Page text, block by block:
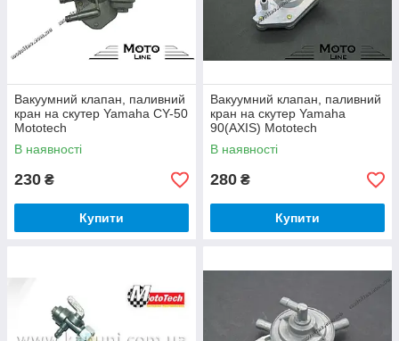
Вакуумний клапан, паливний
кран на скутер Yamaha CY-50
Mototech
В наявності
230 ₴
Купити
Вакуумний клапан, паливний
кран на скутер Yamaha
90(AXIS) Mototech
В наявності
280 ₴
Купити